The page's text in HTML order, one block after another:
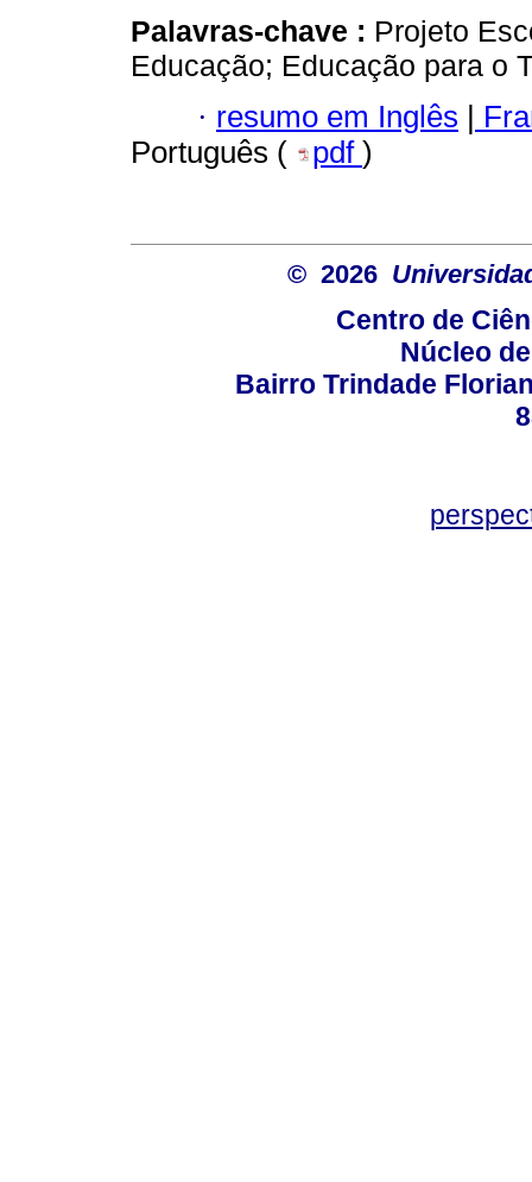
Palavras-chave : Projeto
Educação; Educação para o
· resumo em Inglês |
Português (
pdf )
© 2026
Centro de
Núcleo
Bairro Trindade